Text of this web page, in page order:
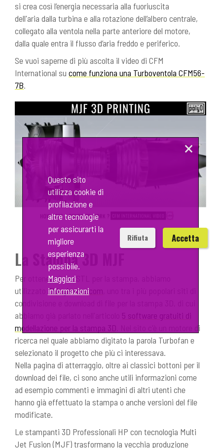
si crea così l’energia necessaria alla fuoriuscita
dell'aria dalla turbina e alla rotazione dell’albero centrale,
collegato alla ventola nella parte anteriore del motore,
dalla quale entra il flusso d’aria freddo e periferico.
Se vuoi saperne di più ascolta il video di CFM
International su come funziona una Turboventola CFM56-
7B.
La Stampa 3D MJF
Per ottenere il file STL per la stampa, abbiamo
utilizzato Thingiverse.com
condivisione e download di file per la stampa 3D, di cui
abbiamo già parlato nell'articolo 5 software gratuiti di
modellazione per la stampa 3D . Nel sito c'è un motore di
ricerca nel quale abbiamo digitato la parola Turbofan e
selezionato il progetto che più ci interessava.
Nella pagina di atterraggio, oltre ai classici bottoni per il
download dei file, ci sono anche utili informazioni come
ad esempio commenti e immagini di altri utenti che
hanno già effettuato la stampa o anche versioni del file
modificate.
Le stampanti 3D Professionali HP con tecnologia Multi
Jet Fusion (MJF) trasformano la vecchia produzione
Questo sito
utilizza cookie di
profilazione e
altre tecnologie
per assicurarti la
migliore
esperienza
possibile.
Maggiori
informazioni
Rifiuta Accetta
×